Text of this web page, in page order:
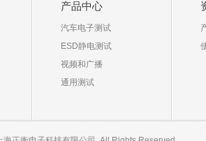
产品中心
汽车电子测试
ESD静电测试
视频和广播
通用测试